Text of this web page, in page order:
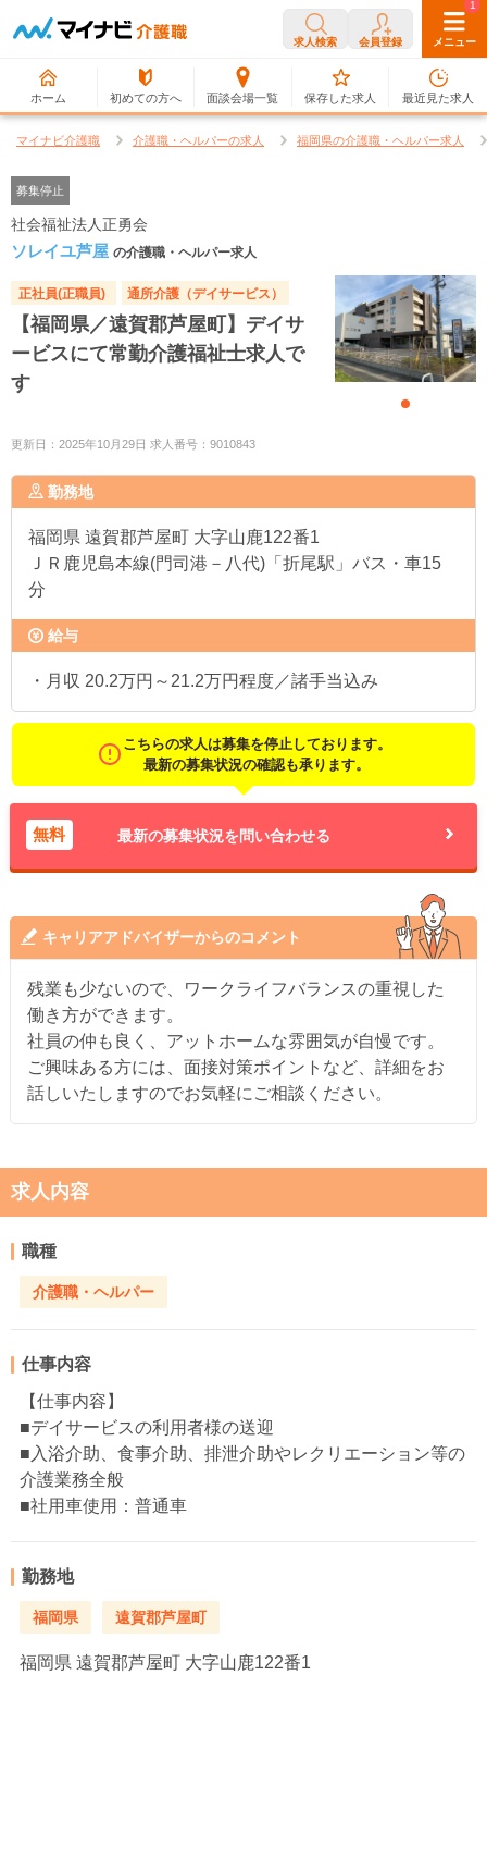
求人検索 会員登録 メニュー
ホーム 初めての方へ 面談会場一覧
0
保存した求人
1
最近見た求人
マイナビ介護職 介護職・ヘルパーの求人 福岡県の介護職・ヘルパー求人
募集停止
社会福祉法人正勇会
ソレイユ芦屋 の介護職・ヘルパー求人
正社員(正職員) 通所介護（デイサービス）
【福岡県／遠賀郡芦屋町】デイサ
ービスにて常勤介護福祉士求人で
す
更新日：2025年10月29日 求人番号：9010843
勤務地
福岡県 遠賀郡芦屋町 大字山鹿122番1
ＪＲ鹿児島本線(門司港－八代)「折尾駅」バス・車15
分
給与
・月収 20.2万円～21.2万円程度／諸手当込み
こちらの求人は募集を停止しております。
最新の募集状況の確認も承ります。
無料 最新の募集状況を問い合わせる
キャリアアドバイザーからのコメント
残業も少ないので、ワークライフバランスの重視した
働き方ができます。
社員の仲も良く、アットホームな雰囲気が自慢です。
ご興味ある方には、面接対策ポイントなど、詳細をお
話しいたしますのでお気軽にご相談ください。
求人内容
職種
介護職・ヘルパー
仕事内容
【仕事内容】
■デイサービスの利用者様の送迎
■入浴介助、食事介助、排泄介助やレクリエーション等の
介護業務全般
■社用車使用：普通車
勤務地
福岡県 遠賀郡芦屋町
福岡県 遠賀郡芦屋町 大字山鹿122番1